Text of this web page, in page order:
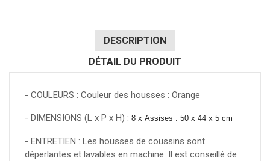
DESCRIPTION
DÉTAIL DU PRODUIT
- COULEURS : Couleur des housses : Orange
- DIMENSIONS (L x P x H) : 8 x Assises : 50 x 44 x 5 cm
- ENTRETIEN : Les housses de coussins sont
déperlantes et lavables en machine. Il est conseillé de